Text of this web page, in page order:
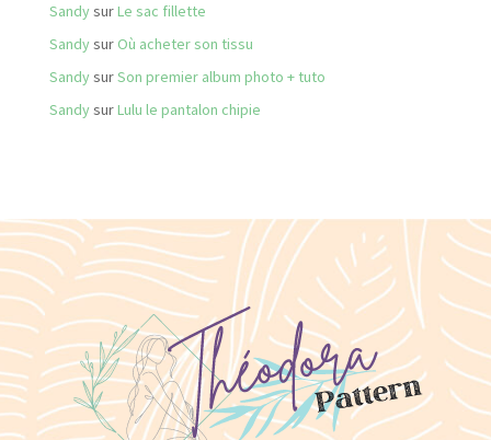
SandysurLe sac fillette
Sandysur Où acheter son tissu
SandysurSon premier album photo + tuto
SandysurLulu le pantalon chipie